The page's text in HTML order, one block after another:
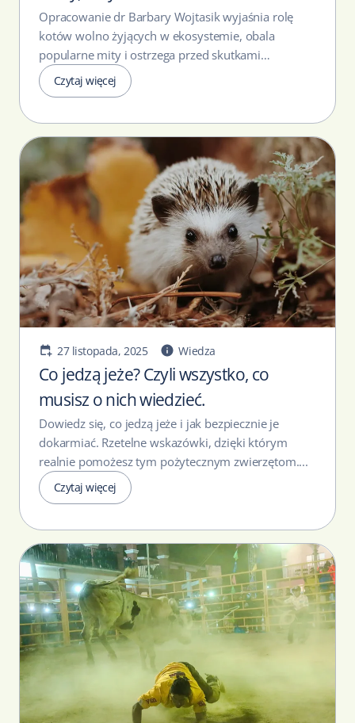
Barbary Wojtasik.
Opracowanie dr Barbary Wojtasik wyjaśnia rolę
kotów wolno żyjących w ekosystemie, obala
popularne mity i ostrzega przed skutkami
masowych kastracji...
Czytaj więcej
27 listopada, 2025 Wiedza
Co jedzą jeże? Czyli wszystko, co
musisz o nich wiedzieć.
Dowiedz się, co jedzą jeże i jak bezpiecznie je
dokarmiać. Rzetelne wskazówki, dzięki którym
realnie pomożesz tym pożytecznym zwierzętom....
Czytaj więcej